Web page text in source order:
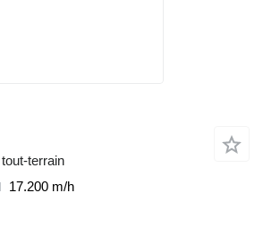
terrain
17.200 m/h